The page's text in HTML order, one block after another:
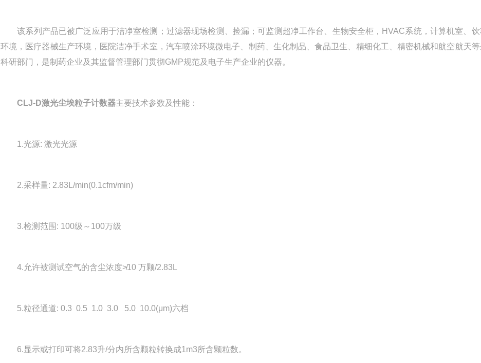
该系列产品已被广泛应用于洁净室检测；过滤器现场检测、捡漏；可监测超净工作台、生物安全柜，HVAC系统，计算机室、
环境，医疗器械生产环境，医院洁净手术室，汽车喷涂环境微电子、制药、生化制品、食品卫生、精细化工、精密机械和航空航天
科研部门，是制药企业及其监督管理部门贯彻GMP规范及电子生产企业的仪器。
CLJ-D激光尘埃粒子计数器主要技术参数及性能：
1.光源: 激光光源
2.采样量: 2.83L/min(0.1cfm/min)
3.检测范围: 100级～100万级
4.允许被测试空气的含尘浓度≯10 万颗/2.83L
5.粒径通道: 0.3 0.5 1.0 3.0 5.0 10.0(μm)六档
6.显示或打印可将2.83升/分内所含颗粒转换成1m3所含颗粒数。